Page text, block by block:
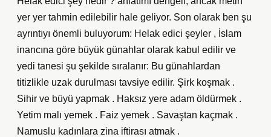
yer yer tahmin edilebilir hale geliyor. Son olarak ben şu
ayrıntıyı önemli buluyorum: Helak edici şeyler , İslam
inancına göre büyük günahlar olarak kabul edilir ve
yedi tanesi şu şekilde sıralanır: Bu günahlardan
titizlikle uzak durulması tavsiye edilir. Şirk koşmak .
Sihir ve büyü yapmak . Haksız yere adam öldürmek .
Yetim malı yemek . Faiz yemek . Savaştan kaçmak .
Namuslu kadınlara zina iftirası atmak .